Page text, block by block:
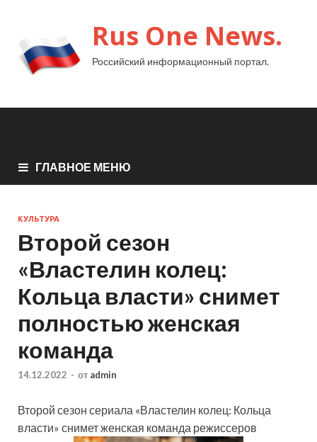
Rus One News.
Российский информационный портал.
ГЛАВНОЕ МЕНЮ
КУЛЬТУРА
Второй сезон
«Властелин колец:
Кольца власти» снимет
полностью женская
команда
14.12.2022 - от admin
Второй сезон сериала «Властелин колец: Кольца
власти» снимет женская команда режиссеров